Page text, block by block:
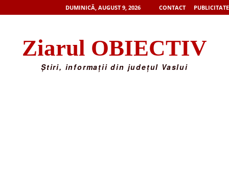
DUMINICĂ, AUGUST 9, 2026 CONTACT PUBLICITATE
Ziarul OBIECTIV
Știri, informații din județul Vaslui